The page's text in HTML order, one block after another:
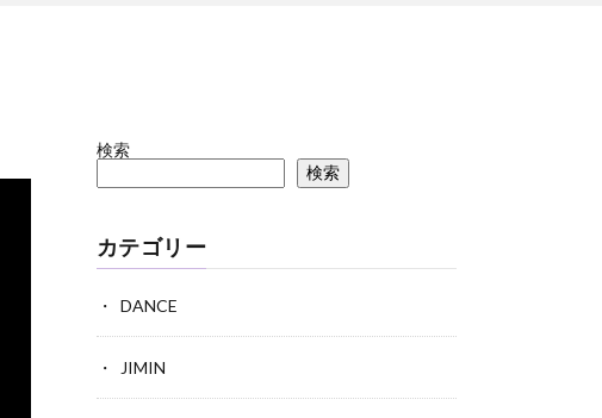
検索
検索
カテゴリー
DANCE
JIMIN